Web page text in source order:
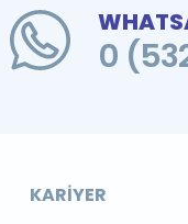
0
KARIYER